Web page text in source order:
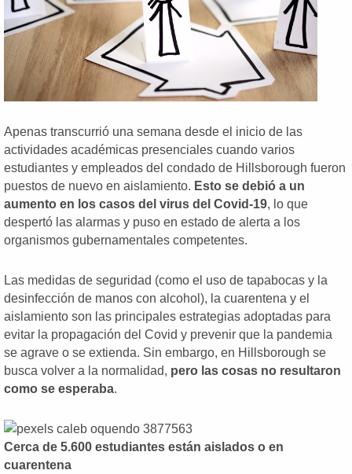
Apenas transcurrió una semana desde el inicio de las
actividades académicas presenciales cuando varios
estudiantes y empleados del condado de Hillsborough fueron
puestos de nuevo en aislamiento. Esto se debió a un
aumento en los casos del virus del Covid-19, lo que
despertó las alarmas y puso en estado de alerta a los
organismos gubernamentales competentes.
Las medidas de seguridad (como el uso de tapabocas y la
desinfección de manos con alcohol), la cuarentena y el
aislamiento son las principales estrategias adoptadas para
evitar la propagación del Covid y prevenir que la pandemia
se agrave o se extienda. Sin embargo, en Hillsborough se
busca volver a la normalidad, pero las cosas no resultaron
como se esperaba.
Cerca de 5.600 estudiantes están aislados o en
cuarentena